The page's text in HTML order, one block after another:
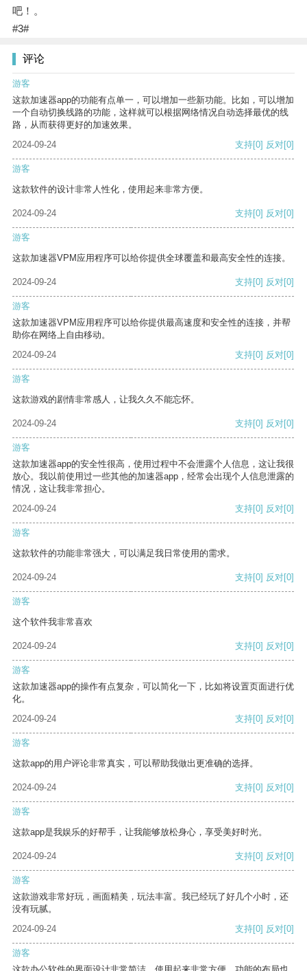
吧！。
#3#
评论
游客
这款加速器app的功能有点单一，可以增加一些新功能。比如，可以增加
一个自动切换线路的功能，这样就可以根据网络情况自动选择最优的线
路，从而获得更好的加速效果。
2024-09-24
支持[0] 反对[0]
游客
这款软件的设计非常人性化，使用起来非常方便。
2024-09-24 支持[0] 反对[0]
游客
这款加速器VPM应用程序可以给你提供全球覆盖和最高安全性的连接。
2024-09-24 支持[0] 反对[0]
游客
这款加速器VPM应用程序可以给你提供最高速度和安全性的连接，并帮
助你在网络上自由移动。
2024-09-24
支持[0] 反对[0]
游客
这款游戏的剧情非常感人，让我久久不能忘怀。
2024-09-24 支持[0] 反对[0]
游客
这款加速器app的安全性很高，使用过程中不会泄露个人信息，这让我很
放心。我以前使用过一些其他的加速器app，经常会出现个人信息泄露的
情况，这让我非常担心。
2024-09-24
支持[0] 反对[0]
游客
这款软件的功能非常强大，可以满足我日常使用的需求。
2024-09-24 支持[0] 反对[0]
游客
这个软件我非常喜欢
2024-09-24 支持[0] 反对[0]
游客
这款加速器app的操作有点复杂，可以简化一下，比如将设置页面进行优
化。
2024-09-24
支持[0] 反对[0]
游客
这款app的用户评论非常真实，可以帮助我做出更准确的选择。
2024-09-24 支持[0] 反对[0]
游客
这款app是我娱乐的好帮手，让我能够放松身心，享受美好时光。
2024-09-24 支持[0] 反对[0]
游客
这款游戏非常好玩，画面精美，玩法丰富。我已经玩了好几个小时，还
没有玩腻。
2024-09-24
支持[0] 反对[0]
游客